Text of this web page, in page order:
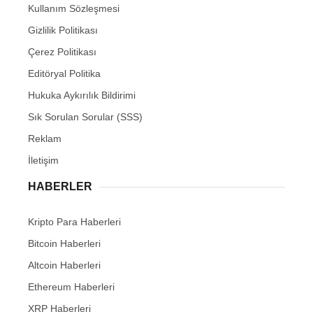
Kullanım Sözleşmesi
Gizlilik Politikası
Çerez Politikası
Editöryal Politika
Hukuka Aykırılık Bildirimi
Sık Sorulan Sorular (SSS)
Reklam
İletişim
HABERLER
Kripto Para Haberleri
Bitcoin Haberleri
Altcoin Haberleri
Ethereum Haberleri
XRP Haberleri